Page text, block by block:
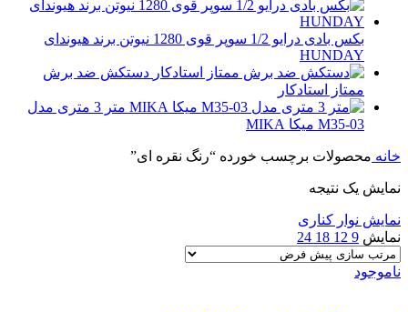
بکس بادی درایو 1/2 سوپر قوی 1280 نیوتن برند هیوندای
HUNDAY
دستکش ضد برش
ممتاز استادکار
متر 3 متری مدل
M35-03 میکا MIKA
خانه محصولات برچسب خورده “رنگ نقره ای”
نمایش یک نتیجه
نمایش نوار کناری
نمایش 9
12
18
24
ناموجود